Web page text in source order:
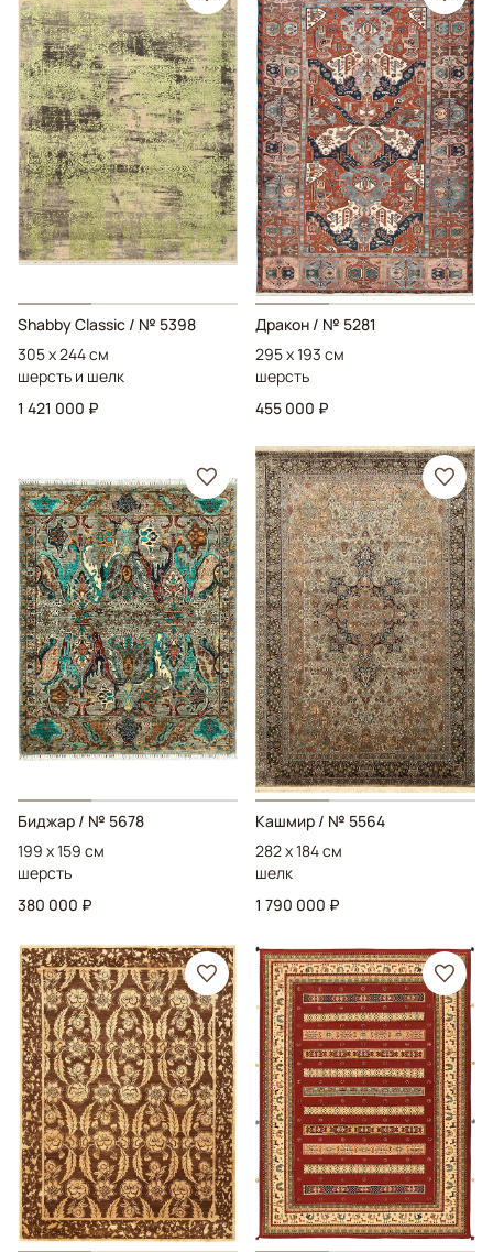
Shabby Classic / № 5398
305 x 244 см
шерсть и шелк
1 421 000 ₽
Дракон / № 5281
295 x 193 см
шерсть
455 000 ₽
Биджар / № 5678
199 x 159 см
шерсть
380 000 ₽
Кашмир / № 5564
282 x 184 см
шелк
1 790 000 ₽